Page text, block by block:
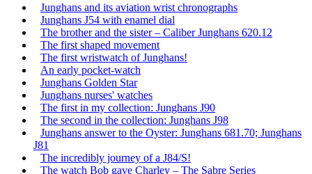
Junghans and its aviation wrist chronographs
Junghans J54 with enamel dial
The brother and the sister – Caliber Junghans 620.12
The first shaped movement
The first wristwatch of Junghans!
An early pocket-watch
Junghans Golden Star
Junghans nurses' watches
The first in my collection: Junghans J90
The second in the collection: Junghans J98
Junghans answer to the Oyster: Junghans 681.70; Junghans
J81
The incredibly journey of a J84/S!
The watch Bob gave Charley – The Sabre Series